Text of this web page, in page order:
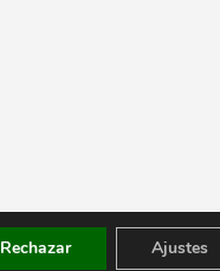
Rechazar Ajustes